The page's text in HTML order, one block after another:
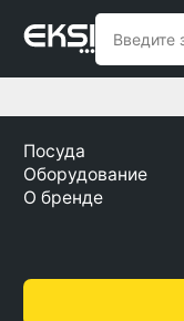
Посуда
Оборудование
О бренде